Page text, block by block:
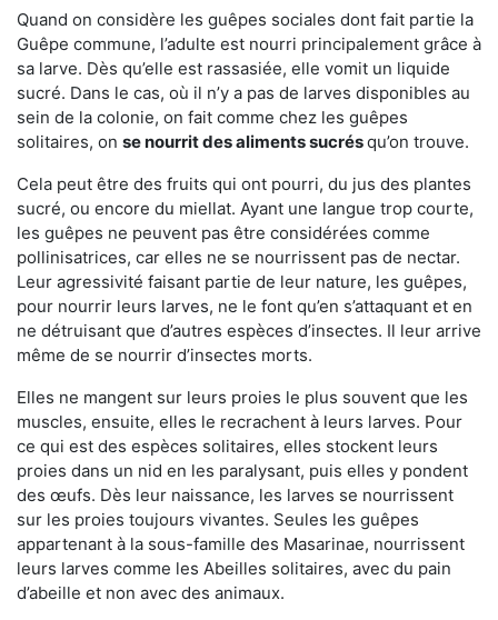
Quand on considère les guêpes sociales dont fait partie la
Guêpe commune, l’adulte est nourri principalement grâce à
sa larve. Dès qu’elle est rassasiée, elle vomit un liquide
sucré. Dans le cas, où il n’y a pas de larves disponibles au
sein de la colonie, on fait comme chez les guêpes
solitaires, on se nourrit des aliments sucrésqu’on trouve.
Cela peut être des fruits qui ont pourri, du jus des plantes
sucré, ou encore du miellat. Ayant une langue trop courte,
les guêpes ne peuvent pas être considérées comme
pollinisatrices, car elles ne se nourrissent pas de nectar.
Leur agressivité faisant partie de leur nature, les guêpes,
pour nourrir leurs larves, ne le font qu’en s’attaquant et en
ne détruisant que d’autres espèces d’insectes. Il leur arrive
même de se nourrir d’insectes morts.
Elles ne mangent sur leurs proies le plus souvent que les
muscles, ensuite, elles le recrachent à leurs larves. Pour
ce qui est des espèces solitaires, elles stockent leurs
proies dans un nid en les paralysant, puis elles y pondent
des œufs. Dès leur naissance, les larves se nourrissent
sur les proies toujours vivantes. Seules les guêpes
appartenant à la sous-famille des Masarinae, nourrissent
leurs larves comme les Abeilles solitaires, avec du pain
d’abeille et non avec des animaux.